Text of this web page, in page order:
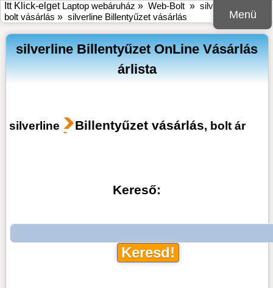
Menü
Itt Klick-elget Laptop webáruház » Web-Bolt » silverline online
bolt vásárlás » silverline Billentyűzet vásárlás
silverline Billentyűzet OnLine Vásárlás
árlista
silverline Billentyűzet vásárlás, bolt ár
Kereső: